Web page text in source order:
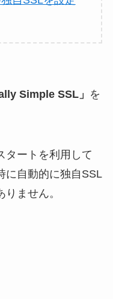
Simple SSL」 を
タートを利用して
に自動的に独自SSL
ません。